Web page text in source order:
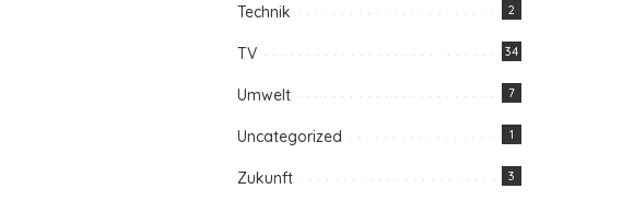
Technik 2
TV 34
Umwelt 7
Uncategorized 1
Zukunft 3